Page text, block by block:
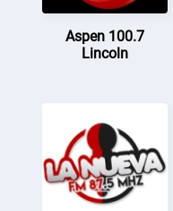
Aspen 100.7
Lincoln